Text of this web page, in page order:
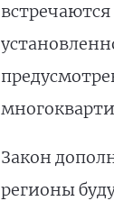
Закон
регионы